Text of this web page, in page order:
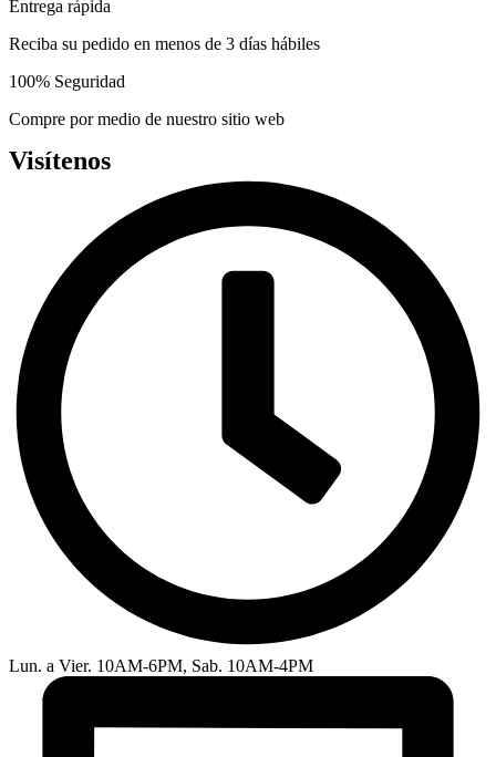
product
page
Entrega rápida
Reciba su pedido en menos de 3 días hábiles
100% Seguridad
Compre por medio de nuestro sitio web
Visítenos
Lun. a Vier. 10AM-6PM, Sab. 10AM-4PM